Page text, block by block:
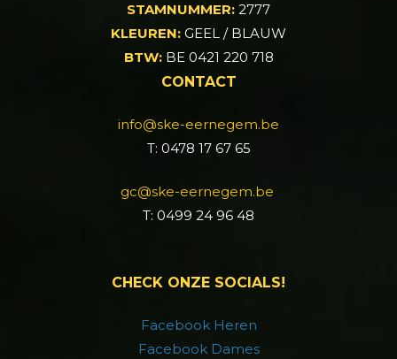
STAMNUMMER: 2777
KLEUREN: GEEL / BLAUW
BTW:BE 0421 220 718
CONTACT
info@ske-eernegem.be
T: 0478 17 67 65
gc@ske-eernegem.be
T: 0499 24 96 48
CHECK ONZE SOCIALS!
Facebook Heren
Facebook Dames